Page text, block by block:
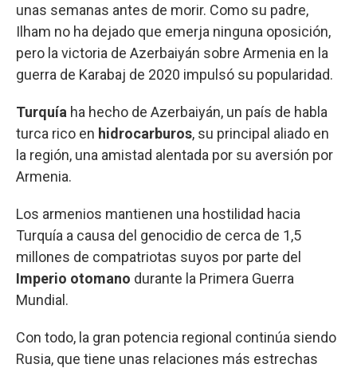
unas semanas antes de morir. Como su padre,
Ilham no ha dejado que emerja ninguna oposición,
pero la victoria de Azerbaiyán sobre Armenia en la
guerra de Karabaj de 2020 impulsó su popularidad.
Turquía ha hecho de Azerbaiyán, un país de habla
turca rico en hidrocarburos, su principal aliado en
la región, una amistad alentada por su aversión por
Armenia.
Los armenios mantienen una hostilidad hacia
Turquía a causa del genocidio de cerca de 1,5
millones de compatriotas suyos por parte del
Imperio otomano durante la Primera Guerra
Mundial.
Con todo, la gran potencia regional continúa siendo
Rusia, que tiene unas relaciones más estrechas